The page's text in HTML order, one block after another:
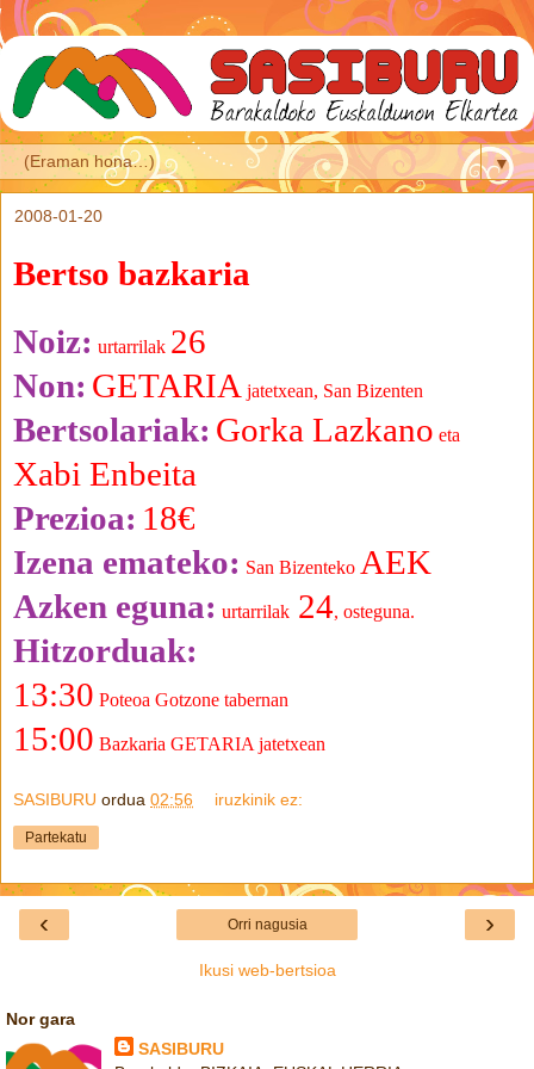
▼
2008-01-20
Bertso bazkaria
Noiz: urtarrilak 26
Non: GETARIA jatetxean, San Bizenten
Bertsolariak: Gorka Lazkano eta
Xabi Enbeita
Prezioa: 18€
Izena emateko: San Bizenteko AEK
Azken eguna: urtarrilak 24, osteguna.
Hitzorduak:
13:30 Poteoa Gotzone tabernan
15:00 Bazkaria GETARIA jatetxean
SASIBURU ordua 02:56 iruzkinik ez:
Partekatu
‹ ›
Orri nagusia
Ikusi web-bertsioa
Nor gara
SASIBURU